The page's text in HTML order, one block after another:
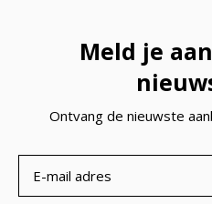
Meld je
Ontvang de nieuwste